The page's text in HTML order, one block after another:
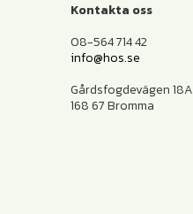
Kontakta oss
08-564 714 42
info@hos.se
Gårdsfogdevägen 18A
168 67 Bromma